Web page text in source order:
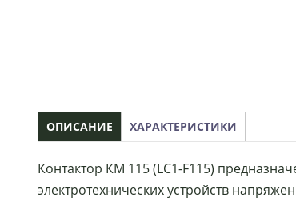
ОПИСАНИЕ ХАРАКТЕРИСТИКИ
Контактор КМ 115 (LC1-F115)
электротехнических устройств